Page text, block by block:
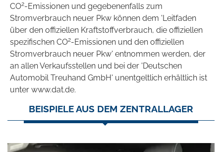
CO2-Emissionen und gegebenenfalls zum
Stromverbrauch neuer Pkw können dem 'Leitfaden
über den offiziellen Kraftstoffverbrauch, die offiziellen
spezifischen CO2-Emissionen und den offiziellen
Stromverbrauch neuer Pkw' entnommen werden, der
an allen Verkaufsstellen und bei der 'Deutschen
Automobil Treuhand GmbH' unentgeltlich erhältlich ist
unter www.dat.de.
BEISPIELE AUS DEM ZENTRALLAGER